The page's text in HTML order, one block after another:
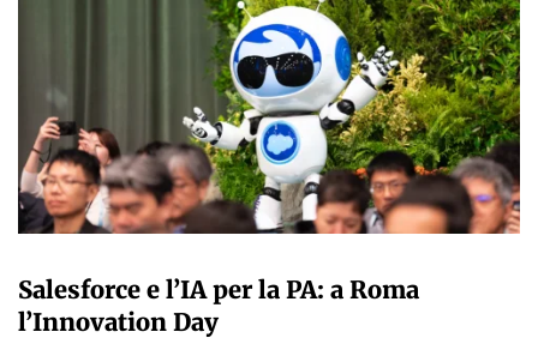
Salesforce e l’IA per la PA: a Roma
l’Innovation Day